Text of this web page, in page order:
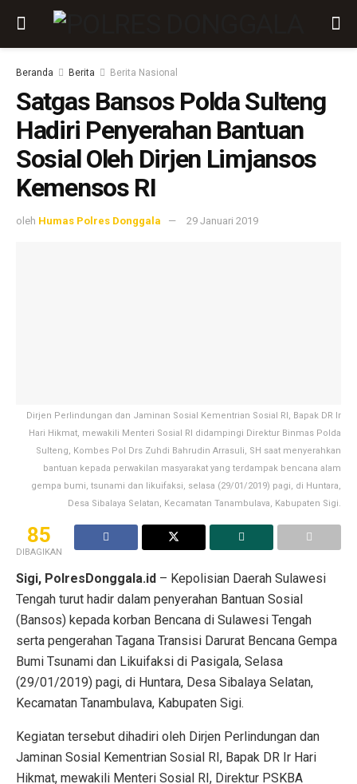
Beranda Berita Berita Nasional
Satgas Bansos Polda Sulteng
Hadiri Penyerahan Bantuan
Sosial Oleh Dirjen Limjansos
Kemensos RI
oleh Humas Polres Donggala 29 Januari 2019
Dirjen Perlindungan dan Jaminan Sosial Kementrian Sosial RI, Bapak DR Ir
Hari Hikmat, mewakili Menteri Sosial RI didampingi Direktur Binmas Polda
Sulteng, Kombes Pol Drs Zuhdi Bahrudin Arrasuli, SH saat menyerahkan
bantuan kepada perwakilan masyarakat yang terdampak bencana alam
gempa bumi, tsunami dan likuifaksi, selasa (29/01/2019) pagi, di Huntara,
Desa Sibalaya Selatan, Kecamatan Tanambulava, Kabupaten Sigi.
85
DIBAGIKAN
Sigi, PolresDonggala.id – Kepolisian Daerah Sulawesi
Tengah turut hadir dalam penyerahan Bantuan Sosial
(Bansos) kepada korban Bencana di Sulawesi Tengah
serta pengerahan Tagana Transisi Darurat Bencana Gempa
Bumi Tsunami dan Likuifaksi di Pasigala, Selasa
(29/01/2019) pagi, di Huntara, Desa Sibalaya Selatan,
Kecamatan Tanambulava, Kabupaten Sigi.
Kegiatan tersebut dihadiri oleh Dirjen Perlindungan dan
Jaminan Sosial Kementrian Sosial RI, Bapak DR Ir Hari
Hikmat, mewakili Menteri Sosial RI, Direktur PSKBA